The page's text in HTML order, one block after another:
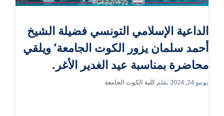
الداعية الإسلامي التونسي فضيلة الشيخ
أحمد سلمان يزور الكوت الجامعة’ ويلقي
محاضرة بمناسبة عيد الغدير الأغر.
يونيو 24, 2024 بقلمكلية الكوت الجامعة